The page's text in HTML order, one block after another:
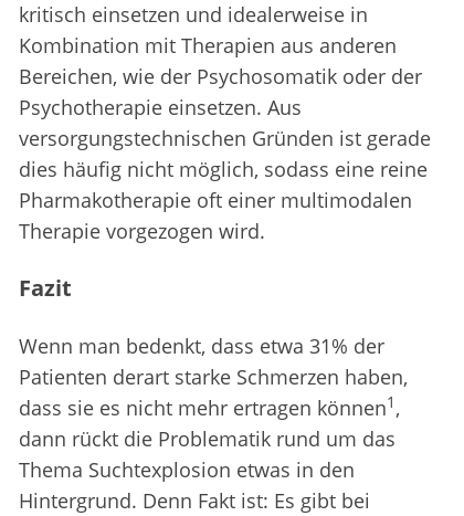
kritisch einsetzen und idealerweise in
Kombination mit Therapien aus anderen
Bereichen, wie der Psychosomatik oder der
Psychotherapie einsetzen. Aus
versorgungstechnischen Gründen ist gerade
dies häufig nicht möglich, sodass eine reine
Pharmakotherapie oft einer multimodalen
Therapie vorgezogen wird.
Fazit
Wenn man bedenkt, dass etwa 31% der
Patienten derart starke Schmerzen haben,
dass sie es nicht mehr ertragen können1 ,
dann rückt die Problematik rund um das
Thema Suchtexplosion etwas in den
Hintergrund. Denn Fakt ist: Es gibt bei